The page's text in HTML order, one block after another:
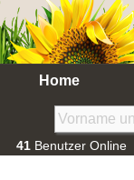
Home
41 Benutzer Online